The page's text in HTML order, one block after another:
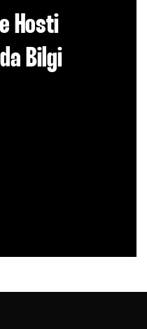
Hosti
Bilgi